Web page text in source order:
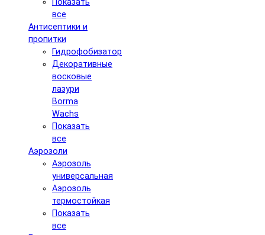
все
Антисептики и
пропитки
Гидрофобизатор
Декоративные
восковые
лазури
Borma
Wachs
Показать
все
Аэрозоли
Аэрозоль
универсальная
Аэрозоль
термостойкая
Показать
все